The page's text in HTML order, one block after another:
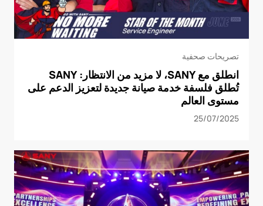
تصريحات صحفية
انطلق مع SANY، لا مزيد من الانتظار: SANY
تُطلق فلسفة خدمة صيانة جديدة لتعزيز الدعم على
مستوى العالم
25/07/2025